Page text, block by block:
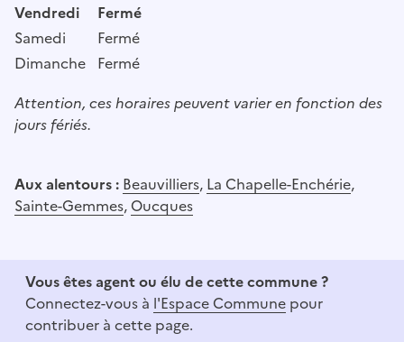
Vendredi
Fermé
Samedi
Fermé
Dimanche Fermé
Attention, ces horaires peuvent varier en fonction des
jours fériés.
Aux alentours : Beauvilliers, La Chapelle-Enchérie,
Sainte-Gemmes, Oucques
Vous êtes agent ou élu de cette commune ?
Connectez-vous à l'Espace Commune pour
contribuer à cette page.